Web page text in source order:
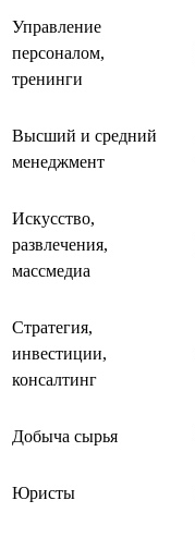
Управление
персоналом,
тренинги
Высший и средний
менеджмент
Искусство,
развлечения,
массмедиа
Стратегия,
инвестиции,
консалтинг
Добыча сырья
Юристы